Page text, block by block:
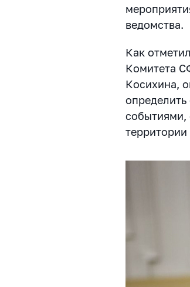
ведомства.
Как
Комитета
Косихина,
событиями,